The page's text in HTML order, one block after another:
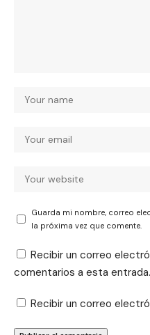
Guarda mi nombre, correo
la próxima vez que comente.
Recibir un correo
comentarios a esta entrada.
Recibir un correo